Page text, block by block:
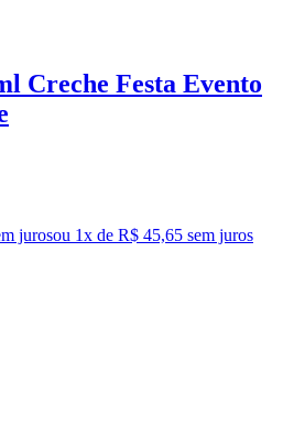
Creche Festa Evento
jurosou 1x de R$ 45,65 sem juros